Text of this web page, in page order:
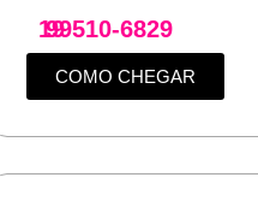
19
99510-6829
COMO CHEGAR